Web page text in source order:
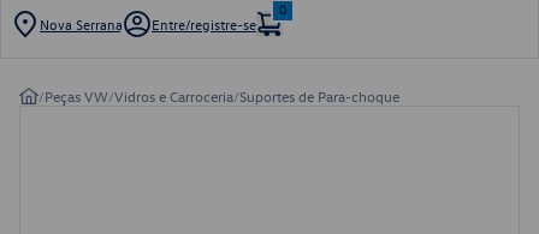
Nova Serrana Entre/registre-se
0
/Peças VW/Vidros e Carroceria/Suportes de Para-choque